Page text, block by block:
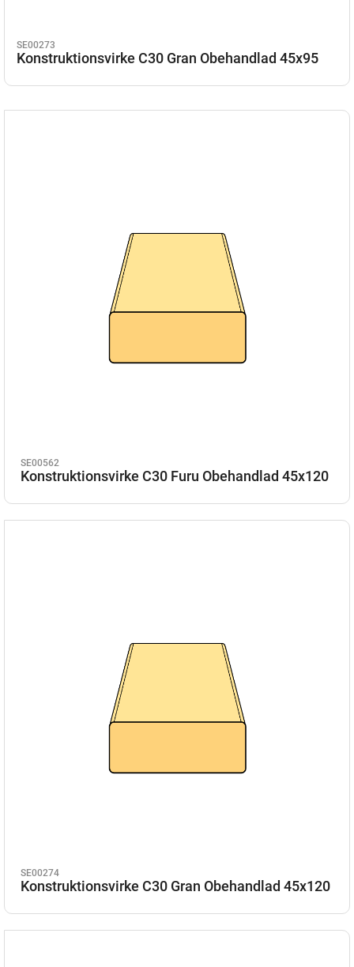
SE00273
Konstruktionsvirke C30 Gran Obehandlad 45x95
SE00562
Konstruktionsvirke C30 Furu Obehandlad 45x120
SE00274
Konstruktionsvirke C30 Gran Obehandlad 45x120